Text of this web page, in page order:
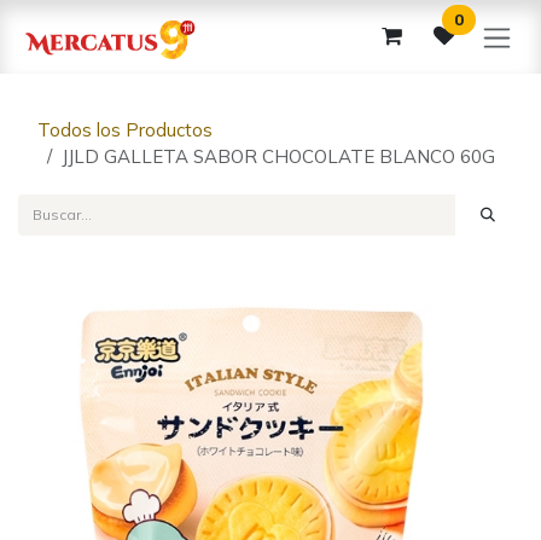
0
Todos los Productos
JJLD GALLETA SABOR CHOCOLATE BLANCO 60G